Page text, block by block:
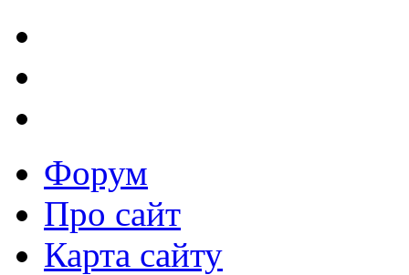
Форум
Про сайт
Карта сайту